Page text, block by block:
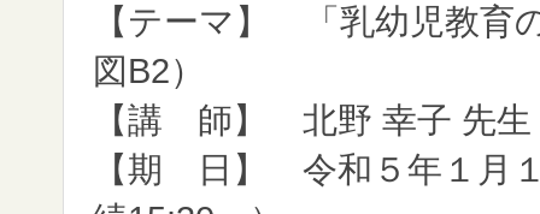
【テーマ】 「乳幼児教育
図B2）
【講 師】 北野 幸子 先生
【期 日】 令和５年１月